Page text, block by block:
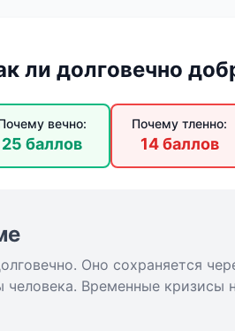
ли долговечно
вечно:
25 баллов
Почему тленно:
14 баллов
Оно сохраняется
Временные кризисы